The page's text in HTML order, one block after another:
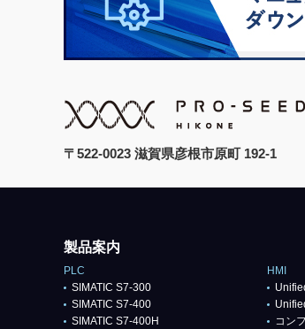
〒522-0023 滋賀県彦根市原町 192-1
製品案内
PLC
SIMATIC S7-300
SIMATIC S7-400
SIMATIC S7-400H
HMI
コン